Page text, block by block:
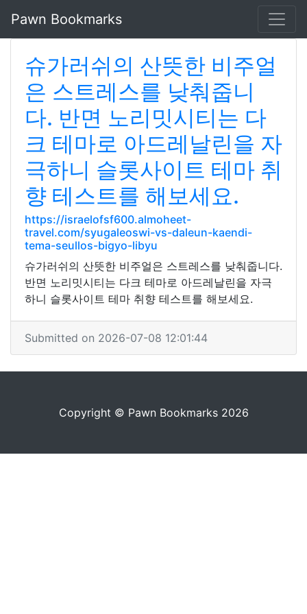
Pawn Bookmarks
슈가러쉬의 산뜻한 비주얼
은 스트레스를 낮춰줍니
다. 반면 노리밋시티는 다
크 테마로 아드레날린을 자
극하니 슬롯사이트 테마 취
향 테스트를 해보세요.
https://israelofsf600.almoheet-
travel.com/syugaleoswi-vs-daleun-kaendi-
tema-seullos-bigyo-libyu
슈가러쉬의 산뜻한 비주얼은 스트레스를 낮춰줍니다.
반면 노리밋시티는 다크 테마로 아드레날린을 자극
하니 슬롯사이트 테마 취향 테스트를 해보세요.
Submitted on 2026-07-08 12:01:44
Copyright © Pawn Bookmarks 2026